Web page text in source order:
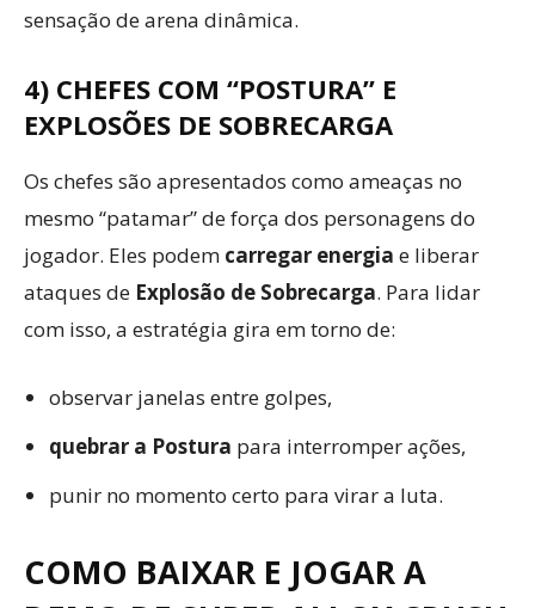
sensação de arena dinâmica.
4) CHEFES COM “POSTURA” E
EXPLOSÕES DE SOBRECARGA
Os chefes são apresentados como ameaças no
mesmo “patamar” de força dos personagens do
jogador. Eles podem carregar energia e liberar
ataques de Explosão de Sobrecarga. Para lidar
com isso, a estratégia gira em torno de:
observar janelas entre golpes,
quebrar a Postura para interromper ações,
punir no momento certo para virar a luta.
COMO BAIXAR E JOGAR A